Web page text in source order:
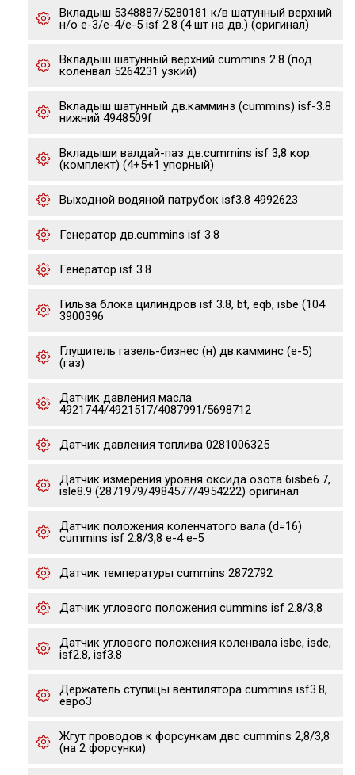
Вкладыш 5348887/5280181 к/в шатунный верхний
н/о е-3/е-4/е-5 isf 2.8 (4 шт на дв.) (оригинал)
Вкладыш шатунный верхний cummins 2.8 (под
коленвал 5264231 узкий)
Вкладыш шатунный дв.камминз (cummins) isf-3.8
нижний 4948509f
Вкладыши валдай-паз дв.cummins isf 3,8 кор.
(комплект) (4+5+1 упорный)
Выходной водяной патрубок isf3.8 4992623
Генератор дв.cummins isf 3.8
Генератор isf 3.8
Гильза блока цилиндров isf 3.8, bt, eqb, isbe (104
3900396
Глушитель газель-бизнес (н) дв.камминс (е-5)
(газ)
Датчик давления масла
4921744/4921517/4087991/5698712
Датчик давления топлива 0281006325
Датчик измерения уровня оксида озота 6isbe6.7,
isle8.9 (2871979/4984577/4954222) оригинал
Датчик положения коленчатого вала (d=16)
cummins isf 2.8/3,8 е-4 е-5
Датчик температуры cummins 2872792
Датчик углового положения cummins isf 2.8/3,8
Датчик углового положения коленвала isbe, isde,
isf2.8, isf3.8
Держатель ступицы вентилятора cummins isf3.8,
евро3
Жгут проводов к форсункам двс cummins 2,8/3,8
(на 2 форсунки)